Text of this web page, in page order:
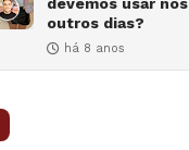
outros dias?
há 8 anos